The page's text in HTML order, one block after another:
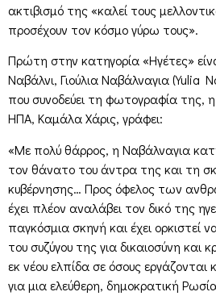
ακτιβισμό της «καλεί τους
προσέχουν τον κόσμο γύρω τους».
Πρώτη στην κατηγορία «Ηγέτες»
Ναβάλνι, Γιούλια Ναβάλναγια (Yulia
που συνοδεύει τη φωτογραφία της,
ΗΠΑ, Καμάλα Χάρις, γράφει:
«Με πολύ θάρρος, η Ναβάλναγια
τον θάνατο του άντρα της και τη
κυβέρνησης… Προς όφελος των
έχει πλέον αναλάβει τον δικό της
παγκόσμια σκηνή και έχει ορκιστεί
του συζύγου της για δικαιοσύνη και
εκ νέου ελπίδα σε όσους
για μια ελεύθερη, δημοκρατική